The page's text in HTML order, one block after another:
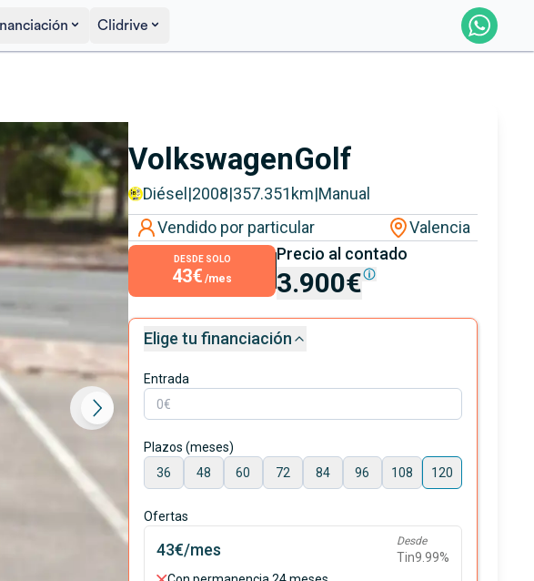
Clidrive
VolkswagenGolf
Diésel |2008|357.351 km|Manual
Vendido por particular
Valencia
DESDE SOLO
43€ /mes
Precio al contado
3.900€
Elige tu financiación
Entrada
Plazos (meses)
36
48 60 72 84 96 108 120
Ofertas
43€/mes Desde
Tin9.99%